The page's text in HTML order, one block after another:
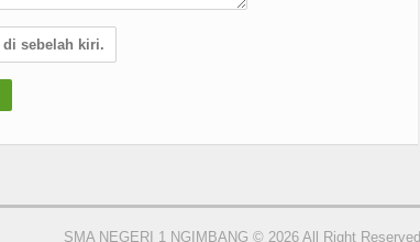
SMA NEGERI 1 NGIMBANG © 2026 All Right Reserved